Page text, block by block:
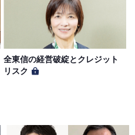
全東信の経営破綻とクレジット
リスク